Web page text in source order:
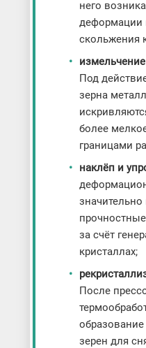
него
деформации
скольжения
Под
зерна
более
границами
наклёп и
за счёт
кристаллах;
После
зерен для